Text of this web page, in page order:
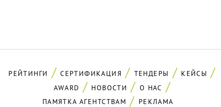
РЕЙТИНГИ СЕРТИФИКАЦИЯ ТЕНДЕРЫ
КЕЙСЫ
AWARD
НОВОСТИ
О НАС
ПАМЯТКА АГЕНТСТВАМ
РЕКЛАМА